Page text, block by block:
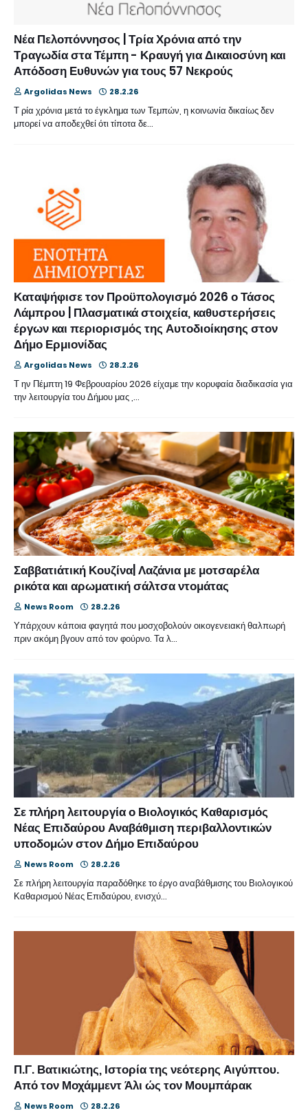
Νέα Πελοπόννησος | Τρία Χρόνια από την
Τραγωδία στα Τέμπη - Κραυγή για Δικαιοσύνη και
Απόδοση Ευθυνών για τους 57 Νεκρούς
Argolidas News 28.2.26
Τ ρία χρόνια μετά το έγκλημα των Τεμπών, η κοινωνία δικαίως δεν
μπορεί να αποδεχθεί ότι τίποτα δε…
Καταψήφισε τον Προϋπολογισμό 2026 ο Τάσος
Λάμπρου | Πλασματικά στοιχεία, καθυστερήσεις
έργων και περιορισμός της Αυτοδιοίκησης στον
Δήμο Ερμιονίδας
Argolidas News 28.2.26
Τ ην Πέμπτη 19 Φεβρουαρίου 2026 είχαμε την κορυφαία διαδικασία για
την λειτουργία του Δήμου μας ,…
Σαββατιάτική Κουζίνα| Λαζάνια με μοτσαρέλα
ρικότα και αρωματική σάλτσα ντομάτας
News Room 28.2.26
Υπάρχουν κάποια φαγητά που μοσχοβολούν οικογενειακή θαλπωρή
πριν ακόμη βγουν από τον φούρνο. Τα λ…
Σε πλήρη λειτουργία ο Βιολογικός Καθαρισμός
Νέας Επιδαύρου Αναβάθμιση περιβαλλοντικών
υποδομών στον Δήμο Επιδαύρου
News Room 28.2.26
Σε πλήρη λειτουργία παραδόθηκε το έργο αναβάθμισης του Βιολογικού
Καθαρισμού Νέας Επιδαύρου, ενισχύ…
Π.Γ. Βατικιώτης, Ιστορία της νεότερης Αιγύπτου.
Από τον Μοχάμμεντ Άλι ώς τον Μουμπάρακ
News Room 28.2.26